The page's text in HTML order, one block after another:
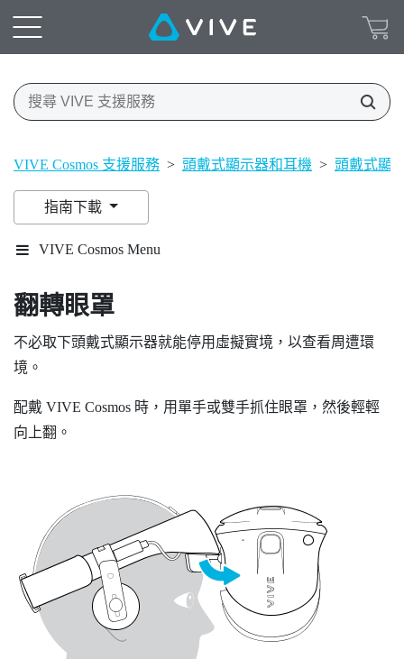
VIVE Cosmos 支援服務 > 頭戴式顯示器和耳機 > 頭戴式顯
指南下載
VIVE Cosmos Menu
翻轉眼罩
不必取下頭戴式顯示器就能停用虛擬實境，以查看周遭環
境。
配戴 VIVE Cosmos 時，用單手或雙手抓住眼罩，然後輕輕
向上翻。